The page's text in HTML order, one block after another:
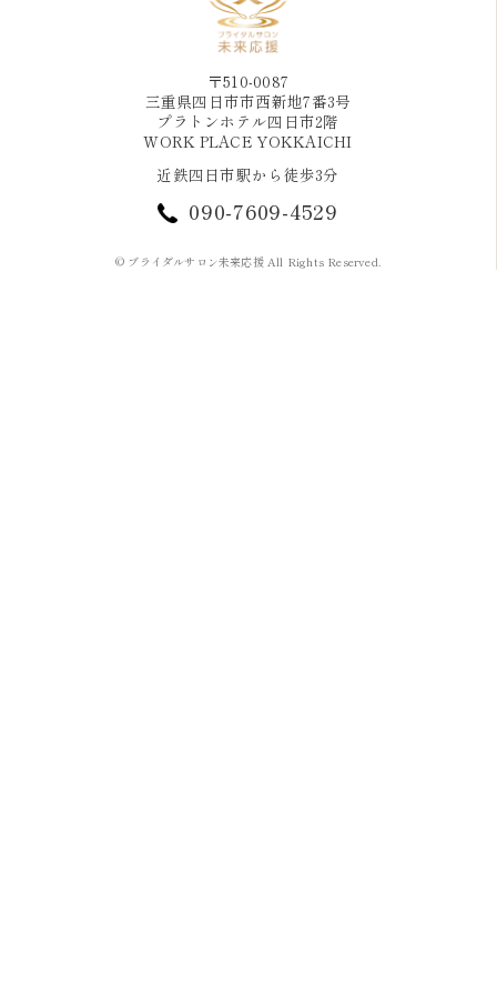
〒510-0087
三重県四日市市西新地7番3号
プラトンホテル四日市2階
WORK PLACE YOKKAICHI
近鉄四日市駅から徒歩3分
090-7609-4529
© ブライダルサロン未来応援 All Rights Reserved.